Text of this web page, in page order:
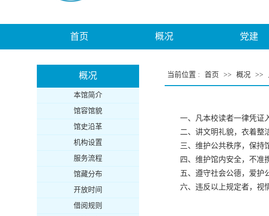
首页 概况 党建
概况
本馆简介
馆容馆貌
馆史沿革
机构设置
服务流程
馆藏分布
开放时间
借阅规则
当前位置 : 首页 >> 概况 >>
一、凡本校读者一律凭证
二、讲文明礼貌，衣着整
三、维护公共秩序，保持
四、维护馆内安全，不准
五、遵守社会公德，爱护
六、违反以上规定者，视